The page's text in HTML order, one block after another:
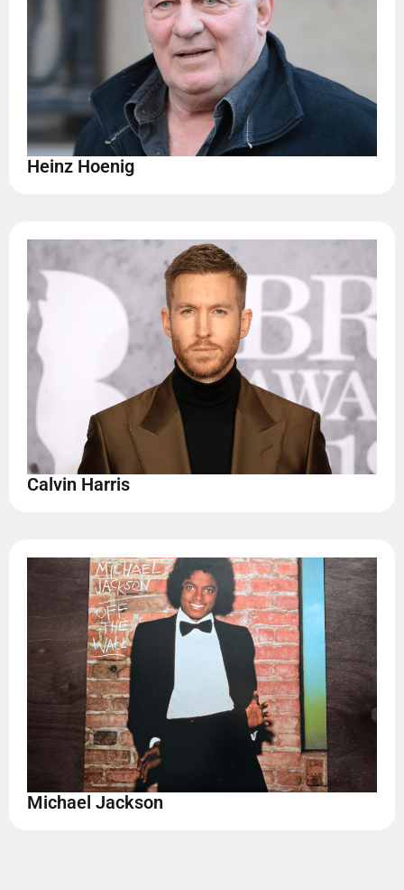
Heinz Hoenig
Calvin Harris
Michael Jackson